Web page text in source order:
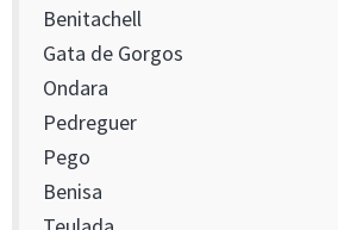
Benitachell
Gata de Gorgos
Ondara
Pedreguer
Pego
Benisa